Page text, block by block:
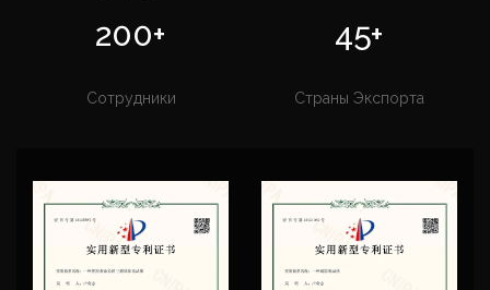
частоты серии YVF2, трехфазный асинхронный
двигатель с электромагнитным торможением
двигатель серии MLYL, насос серии YYB для
Трехфазный асинхронный двигатель,
одноступенчатый однопипеточный
центробежный насос IRG/SW, вертикальный
200+
Сотрудники
45+
Страны Экспорта